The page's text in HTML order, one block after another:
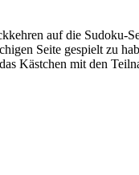
auf die Sudoku-
Seite gespielt zu
Kästchen mit den